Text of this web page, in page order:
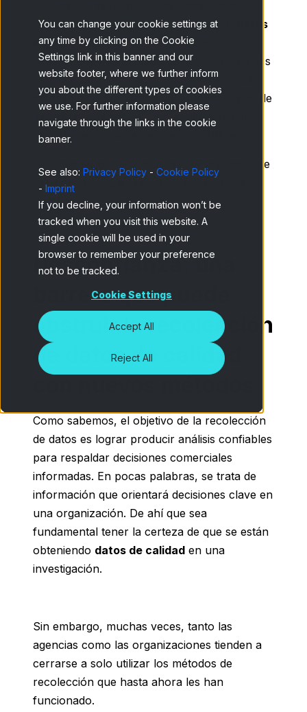
You can change your cookie settings at
any time by clicking on the Cookie
Settings link in this banner and our
website footer, where we further inform
you about the different types of cookies
we use. For further information please
navigate through the links in the cookie
banner.
See also: Privacy Policy - Cookie Policy
- Imprint
If you decline, your information won’t be
tracked when you visit this website. A
single cookie will be used in your
browser to remember your preference
not to be tracked.
Cookie Settings
Accept All
Reject All
mercados y el esfuerzo por conseguir
datos
de calidadexisten desde hace siglos.
Actualmente, de la mano de la tecnología, los
métodos de investigación han evolucionado
en gran medida. Por lo cual muchos tratan de
averiguar si la recolección en línea u
resulta mejor que la recolección
A continuación, veremos las implicaciones de
cada metodología, así como sus principales
ventajas y desventajas.
Desconfianza: una
barrera que puede
obstruir la recolección
de datos de calidad
Como sabemos, el objetivo de la recolección
de datos es lograr producir análisis confiables
para respaldar decisiones comerciales
informadas. En pocas palabras, se trata de
información que orientará decisiones clave en
una organización. De ahí que sea
fundamental tener la certeza de que se están
obteniendo datos de calidad en una
investigación.
Sin embargo, muchas veces, tanto las
agencias como las organizaciones tienden a
cerrarse a solo utilizar los métodos de
recolección que hasta ahora les han
funcionado.